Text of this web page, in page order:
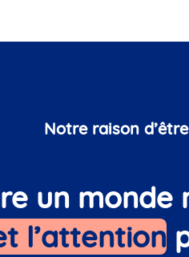
Notre raison d’être
un monde
l’attention